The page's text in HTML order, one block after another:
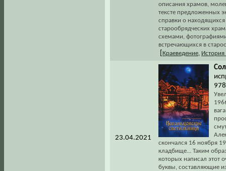
описания храмов,
тексте предложенных
справки о
старообрядческих
схемами,
встречающихся в
Краеведение История
23.04.2021
скончался 16 ноября
кладбище... Таким
которых написал этот
буквы, составляющие